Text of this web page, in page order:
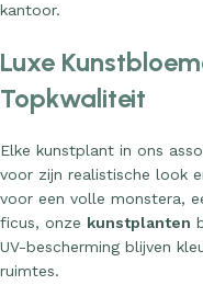
kantoor.
Luxe
Topkwaliteit
Elke kunstplant in ons
voor zijn realistische look
voor een volle monstera,
ficus, onze kunstplanten
UV-bescherming blijven
ruimtes.